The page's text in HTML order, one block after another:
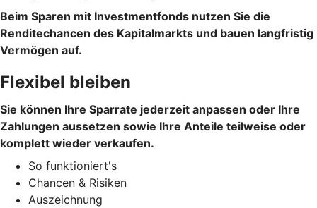
Beim Sparen mit Investmentfonds nutzen Sie die
Renditechancen des Kapitalmarkts und bauen langfristig
Vermögen auf.
Flexibel bleiben
Sie können Ihre Sparrate jederzeit anpassen oder Ihre
Zahlungen aussetzen sowie Ihre Anteile teilweise oder
komplett wieder verkaufen.
So funktioniert's
Chancen & Risiken
Auszeichnung